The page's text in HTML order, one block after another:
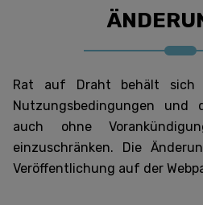
Rat auf Draht behält sich
Nutzungsbedingungen und
auch ohne
einzuschränken. Die
Veröffentlichung auf der